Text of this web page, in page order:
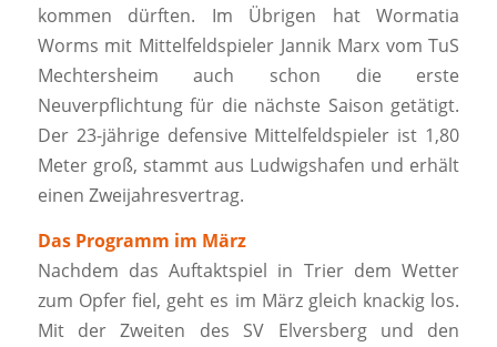
kommen dürften. Im Übrigen hat Wormatia
Worms mit Mittelfeldspieler Jannik Marx vom TuS
Mechtersheim auch schon die erste
Neuverpflichtung für die nächste Saison getätigt.
Der 23-jährige defensive Mittelfeldspieler ist 1,80
Meter groß, stammt aus Ludwigshafen und erhält
einen Zweijahresvertrag.
Das Programm im März
Nachdem das Auftaktspiel in Trier dem Wetter
zum Opfer fiel, geht es im März gleich knackig los.
Mit der Zweiten des SV Elversberg und den